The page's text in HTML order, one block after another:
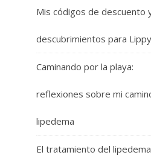
Mis códigos de descuento
descubrimientos para
Caminando por la playa:
reflexiones sobre mi
lipedema
El tratamiento del